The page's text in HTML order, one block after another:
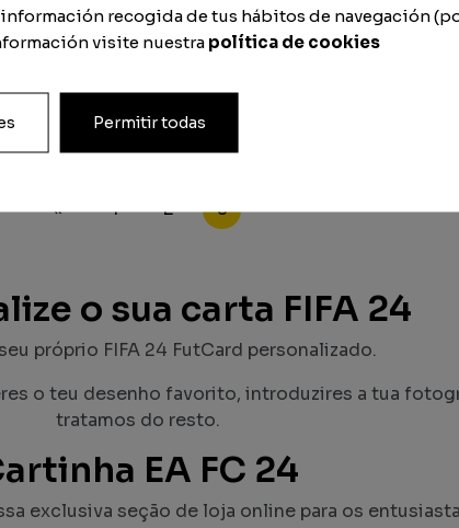
€ Desde
« 1 2 3
o sua carta FIFA 24
próprio FIFA 24 FutCard personalizado.
o teu desenho favorito, introduzires a tua
tratamos do resto.
EA FC 24
exclusiva seção de loja online para os
recogida de tus hábitos de navegación
visite nuestra política de cookies
Permitir todas